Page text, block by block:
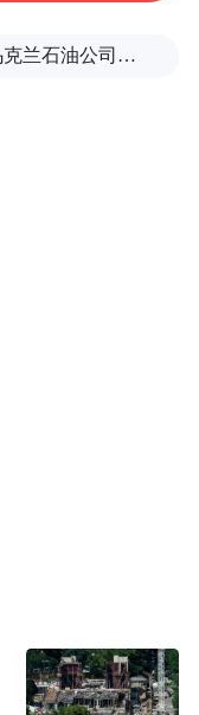
乌克兰石油公司设施遭遇大规模袭击